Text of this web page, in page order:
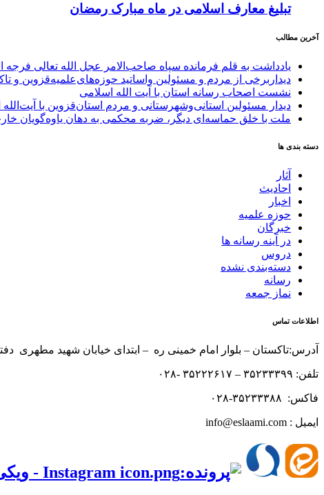
تبلیغ معارف اسلامی در ماه مبارک رمضان
آخرین مطالب
یادداشت به قلم فرمانده سپاه صاحب‌الامر عجل الله تعالی فرجه
دیداربرخی از مردم و مسئولین واساتید حوزه‌های‌علمیه‌قزوین و
نشست اصحاب رسانه استان با آیت الله اسلامی
دیدار مسئولین استانی‌وشهرستانی و مردم‌ استان‌قزوین با
ملت با خلق حماسه‌ای دیگر، ضربه محکمی به دهان یاوه‌گویان
دسته بندی ها
آثار
احادیث
اخبار
حوزه علمیه
خبرگان
در آینه رسانه ها
دروس
دسته‌بندی نشده
رسانه
نماز جمعه
اطلاعات تماس
آدرس:تاکستان – بلوار امام خمینی ره – ابتدای خیابان شهید مطهری
تلفن: ۳۵۲۳۳۳۹۹ – ۳۵۲۲۲۶۱۷ -۰۲۸
فاکس: ۳۵۲۳۳۳۸۸-۰۲۸
ایمیل : info@eslaami.com